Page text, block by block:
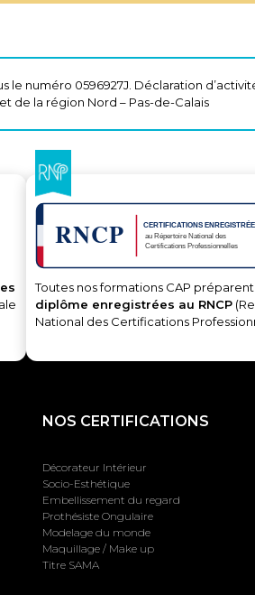
le numéro 0596927J. Déclaration
de la région Nord – Pas-de-Calais
Toutes nos formations CAP préparent
diplôme enregistrées au RNCP
National des Certifications
NOS CERTIFICATIONS
Décorateur Intérieur
Socio-Esthétique
Embellissement du regard
Prothésiste Ongulaire
Modelage du monde
Maquillage / Make up
Titre SAMA